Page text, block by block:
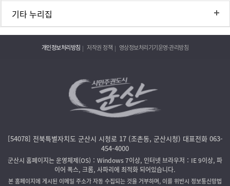
기타 누리집
개인정보처리방침 저작권 정책 영상정보처리기기운영·관리방침
[54078] 전북특별자치도 군산시 시청로 17 (조촌동, 군산시청) 대표전화 063-
454-4000
군산시 홈페이지는 운영체제(OS)：Windows 7이상, 인터넷 브라우저：IE 9이상, 파
이어 폭스, 크롬, 사파리에 최적화 되어있습니다.
본 홈페이지에 게시된 이메일 주소가 자동 수집되는 것을 거부하며, 이를 위반시 정보통신망법